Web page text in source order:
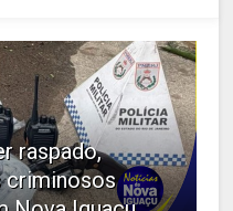
raspado,
criminosos